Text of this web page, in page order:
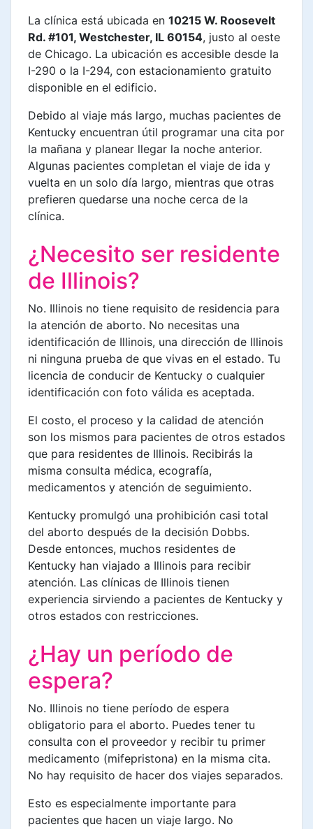
La clínica está ubicada en 10215 W. Roosevelt
Rd. #101, Westchester, IL 60154, justo al oeste
de Chicago. La ubicación es accesible desde la
I-290 o la I-294, con estacionamiento gratuito
disponible en el edificio.
Debido al viaje más largo, muchas pacientes de
Kentucky encuentran útil programar una cita por
la mañana y planear llegar la noche anterior.
Algunas pacientes completan el viaje de ida y
vuelta en un solo día largo, mientras que otras
prefieren quedarse una noche cerca de la
clínica.
¿Necesito ser residente
de Illinois?
No. Illinois no tiene requisito de residencia para
la atención de aborto. No necesitas una
identificación de Illinois, una dirección de Illinois
ni ninguna prueba de que vivas en el estado. Tu
licencia de conducir de Kentucky o cualquier
identificación con foto válida es aceptada.
El costo, el proceso y la calidad de atención
son los mismos para pacientes de otros estados
que para residentes de Illinois. Recibirás la
misma consulta médica, ecografía,
medicamentos y atención de seguimiento.
Kentucky promulgó una prohibición casi total
del aborto después de la decisión Dobbs.
Desde entonces, muchos residentes de
Kentucky han viajado a Illinois para recibir
atención. Las clínicas de Illinois tienen
experiencia sirviendo a pacientes de Kentucky y
otros estados con restricciones.
¿Hay un período de
espera?
No. Illinois no tiene período de espera
obligatorio para el aborto. Puedes tener tu
consulta con el proveedor y recibir tu primer
medicamento (mifepristona) en la misma cita.
No hay requisito de hacer dos viajes separados.
Esto es especialmente importante para
pacientes que hacen un viaje largo. No